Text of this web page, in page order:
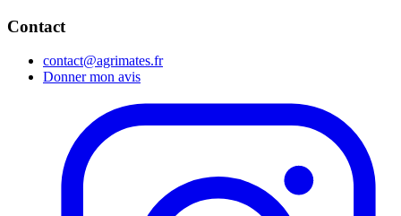
Contact
contact@agrimates.fr
Donner mon avis